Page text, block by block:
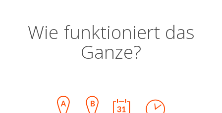
Wie funktioniert das
Ganze?